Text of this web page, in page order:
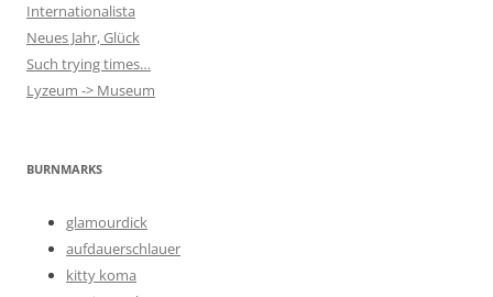
Internationalista
Neues Jahr, Glück
Such trying times…
Lyzeum -> Museum
BURNMARKS
glamourdick
aufdauerschlauer
kitty koma